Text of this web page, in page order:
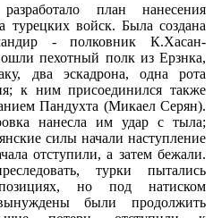
план нанесения
турецких войск. Была создана
- полковник К.Хасан-
пехотный полк из Ерзнка,
два эскадрона, одна рота
к ним присоединился также
Пандухта (Микаел Серян).
нанесла им удар с тыла;
силы начали наступление
отступили, а затем бежали.
турки пытались
но под натиском
были продолжить